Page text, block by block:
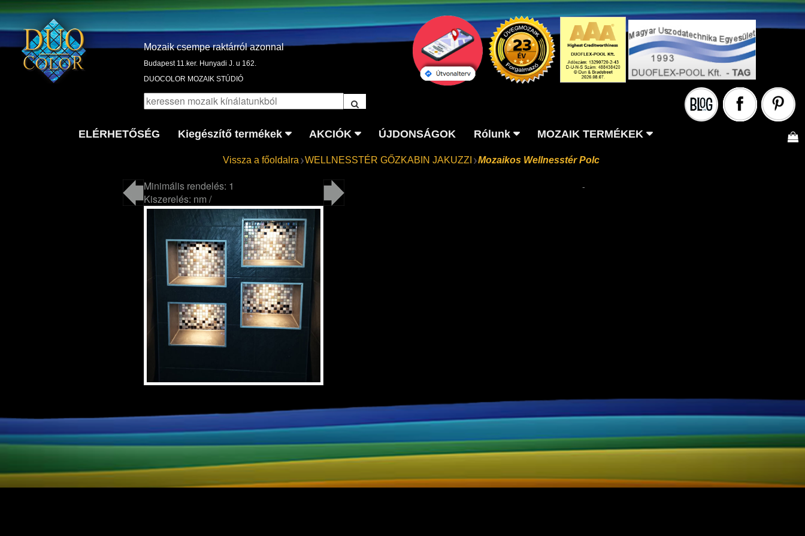
Mozaik csempe raktárról azonnal
Budapest 11.ker. Hunyadi J. u 162.
DUOCOLOR MOZAIK STÚDIÓ
ELÉRHETŐSÉG Kiegészítő termékek AKCIÓK ÚJDONSÁGOK Rólunk MOZAIK TERMÉKEK
Vissza a főoldalra WELLNESSTÉR GŐZKABIN JAKUZZI Mozaikos Wellnesstér Polc
Minimális rendelés: 1
Kiszerelés: nm /
-